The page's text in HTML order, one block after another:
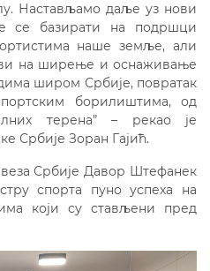
Настављамо даље уз нови
се базирати на подршци
наше земље, али
на ширење и оснаживање
широм Србије, повратак
борилиштима, од
терена” – рекао је
Србије Зоран Гајић.
Србије Давор Штефанек
спорта пуно успеха на
који су стављени пред